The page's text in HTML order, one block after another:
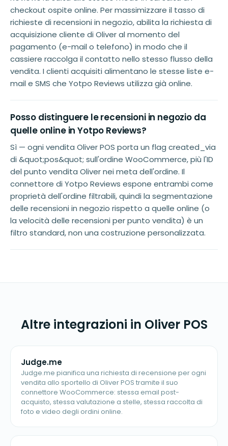
checkout ospite online. Per massimizzare il tasso di
richieste di recensioni in negozio, abilita la richiesta di
acquisizione cliente di Oliver al momento del
pagamento (e-mail o telefono) in modo che il
cassiere raccolga il contatto nello stesso flusso della
vendita. I clienti acquisiti alimentano le stesse liste e-
mail e SMS che Yotpo Reviews utilizza già online.
Posso distinguere le recensioni in negozio da
quelle online in Yotpo Reviews?
Sì — ogni vendita Oliver POS porta un flag created_via
di &quot;pos&quot; sull'ordine WooCommerce, più l'ID
del punto vendita Oliver nei meta dell'ordine. Il
connettore di Yotpo Reviews espone entrambi come
proprietà dell'ordine filtrabili, quindi la segmentazione
delle recensioni in negozio rispetto a quelle online (o
la velocità delle recensioni per punto vendita) è un
filtro standard, non una costruzione personalizzata.
Altre integrazioni in Oliver POS
Judge.me
Judge.me pianifica una richiesta di recensione per ogni
vendita allo sportello di Oliver POS tramite il suo
connettore WooCommerce: stessa email post-
acquisto, stessa valutazione a stelle, stessa raccolta di
foto e video degli ordini online.